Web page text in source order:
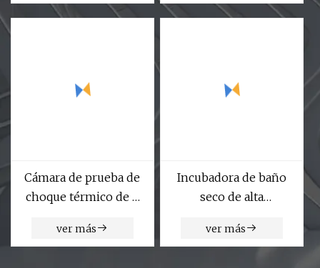
la tarifa del cambio
Cámara de prueba de
choque térmico de 2
profesionales con
ver más
Incubadora de baño
seco de alta
muestra bioquímica de
ver más